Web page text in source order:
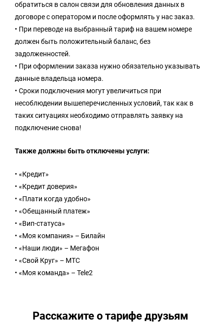
обратиться в салон связи для обновления данных в
договоре с оператором и после оформлять у нас заказ.
• При переводе на выбранный тариф на вашем номере
должен быть положительный баланс, без
задолженностей.
• При оформлении заказа нужно обязательно указывать
данные владельца номера.
• Сроки подключения могут увеличиться при
несоблюдении вышеперечисленных условий, так как в
таких ситуациях необходимо отправлять заявку на
подключение снова!
Также должны быть отключены услуги:
• «Кредит»
• «Кредит доверия»
• «Плати когда удобно»
• «Обещанный платеж»
• «Вип-статуса»
• «Моя компания» – Билайн
• «Наши люди» – Мегафон
• «Свой Круг» – МТС
• «Моя команда» – Tele2
Расскажите о тарифе друзьям